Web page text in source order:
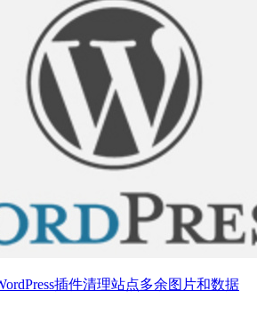
插件清理站点多余图片和数据